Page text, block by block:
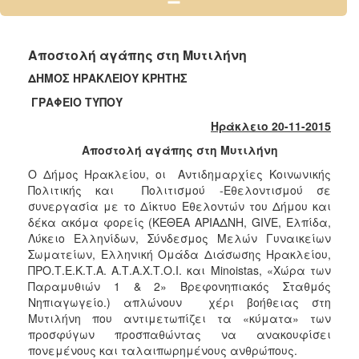
2022
2021
2020
2018
2017
2016
2015
2013
2012
2011
2010
2006
Αποστολή αγάπης στη Μυτιλήνη
ΔΗΜΟΣ ΗΡΑΚΛΕΙΟΥ ΚΡΗΤΗΣ
ΓΡΑΦΕΙΟ ΤΥΠΟΥ
Ηράκλειο 20-11-2015
Αποστολή αγάπης στη Μυτιλήνη
Ο Δήμος Ηρακλείου, οι Αντιδημαρχίες Κοινωνικής
Πολιτικής και Πολιτισμού -Εθελοντισμού σε
συνεργασία με το Δίκτυο Εθελοντών του Δήμου και
δέκα ακόμα φορείς (ΚΕΘΕΑ ΑΡΙΑΔΝΗ, GIVE, Ελπίδα,
Λύκειο Ελληνίδων, Σύνδεσμος Μελών Γυναικείων
Σωματείων, Ελληνική Ομάδα Διάσωσης Ηρακλείου,
ΠΡΟ.Τ.Ε.Κ.Τ.Α. Α.Τ.Α.Χ.Τ.Ο.Ι. και Minoistas, «Χώρα των
Παραμυθιών 1 & 2» Βρεφονηπιακός Σταθμός
Νηπιαγωγείο.) απλώνουν χέρι βοήθειας στη
Μυτιλήνη που αντιμετωπίζει τα «κύματα» των
προσφύγων προσπαθώντας να ανακουφίσει
πονεμένους και ταλαιπωρημένους ανθρώπους.